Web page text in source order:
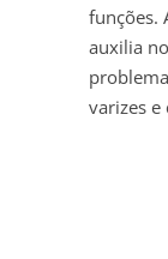
funções.
auxilia
varizes e